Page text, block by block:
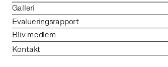
Bliv medlem
Evalueringsrapport
Galleri
Kontakt